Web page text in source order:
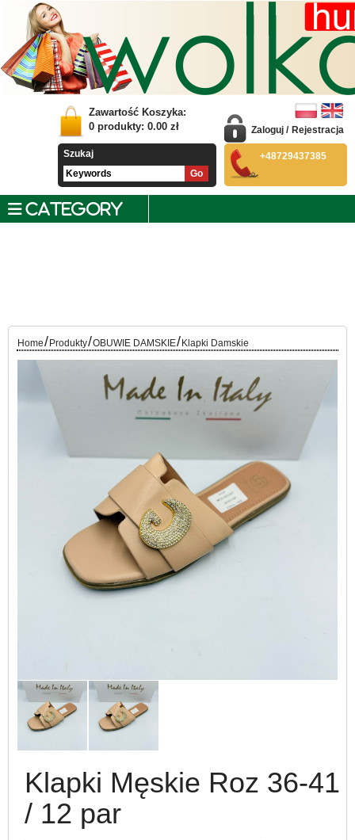
Zawartość Koszyka:
0 produkty: 0.00 zł
Szukaj
Zaloguj / Rejestracja
+48729437385
CATEGORY
Home/ Produkty/OBUWIE DAMSKIE/ Klapki Damskie
Klapki Męskie Roz 36-41
/ 12 par